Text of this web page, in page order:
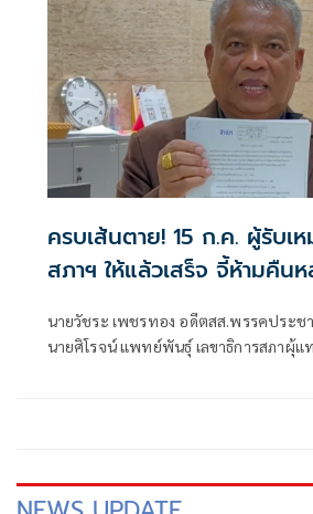
ครบเส้นตาย! 15 ก.ค. ผู้รับเ
สภาฯ ให้แล้วเสร็จ จี้ห้ามคืน
ล้านบาท คิดค่าปรับล่าช้าวันละ
นายวัชระ เพชรทอง อดีตสส.พรรคประช
นายศิโรจน์ แพทย์พันธุ์ เลขาธิการสภาผุ้แทน